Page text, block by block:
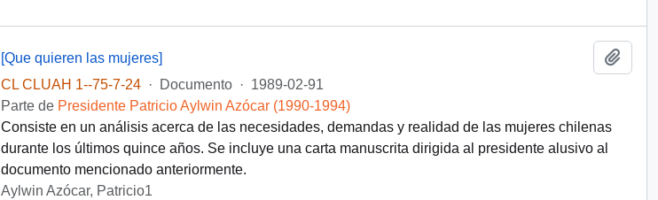
[Que quieren las mujeres]
CL CLUAH 1--75-7-24
· Documento · 1989-02-91
Parte de Presidente Patricio Aylwin Azócar (1990-1994)
Consiste en un análisis acerca de las necesidades, demandas y realidad de las mujeres chilenas
durante los últimos quince años. Se incluye una carta manuscrita dirigida al presidente alusivo al
documento mencionado anteriormente.
Aylwin Azócar, Patricio1